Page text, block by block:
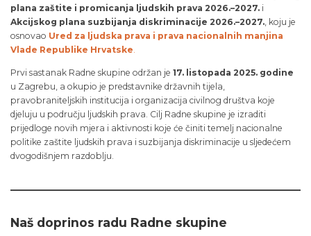
plana zaštite i promicanja ljudskih prava 2026.–2027. i
Akcijskog plana suzbijanja diskriminacije 2026.–2027. , koju je
osnovao Ured za ljudska prava i prava nacionalnih manjina
Vlade Republike Hrvatske
Prvi sastanak Radne skupine održan je 17. listopada 2025. godine
u Zagrebu, a okupio je predstavnike državnih tijela,
pravobraniteljskih institucija i organizacija civilnog društva koje
djeluju u području ljudskih prava. Cilj Radne skupine je izraditi
prijedloge novih mjera i aktivnosti koje će činiti temelj nacionalne
politike zaštite ljudskih prava i suzbijanja diskriminacije u sljedećem
dvogodišnjem razdoblju.
Naš doprinos radu Radne skupine